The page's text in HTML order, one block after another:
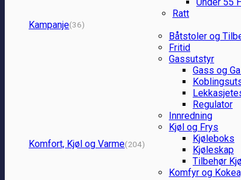
Ratt
Kampanje(36)
Komfort, Kjøl og Varme(204)
Båtstoler og
Fritid
Gassutstyr
Gass og
Regulator
Innredning
Kjøl og Frys
Kjøleboks
Kjøleskap
Tilbehør
Komfyr og